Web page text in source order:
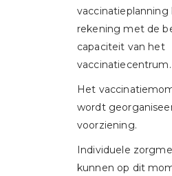
vaccinatieplanning
rekening met de
capaciteit van het
vaccinatiecentrum.
Het
wordt
voorziening.
Individuele
kunnen op dit